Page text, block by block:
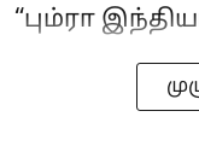
“பும்ரா